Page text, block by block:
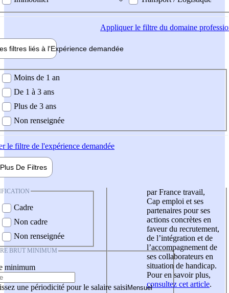
Appliquerle filtre du domaine
filtres liés à l'Expérience demandée
demandée
Moins de 1 an
De 1 à 3 ans
Plus de 3 ans
Non renseignée
le filtre de l'expérience demandée
Plus De Filtres
Cadre
Non cadre
Non renseignée
BRUT MINIMUM
minimum
une périodicité pour le salaire saisi
par France travail,
Cap emploi et ses
partenaires pour ses
actions concrètes en
faveur du recrutement,
de l’intégration et de
l’accompagnement de
ses collaborateurs en
situation de handicap.
Pour en savoir plus,
consultez cet article.